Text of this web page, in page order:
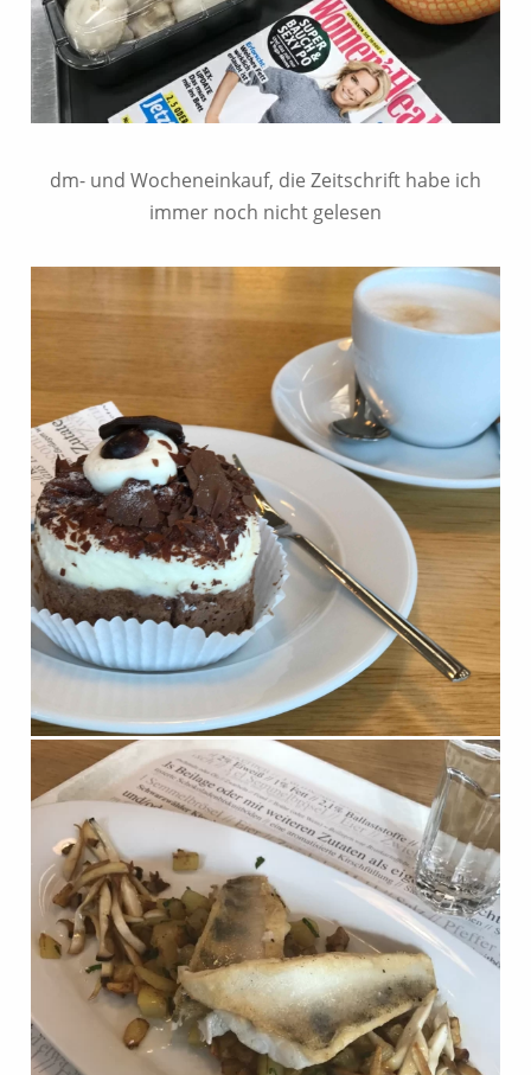
dm- und Wocheneinkauf, die Zeitschrift habe ich
immer noch nicht gelesen